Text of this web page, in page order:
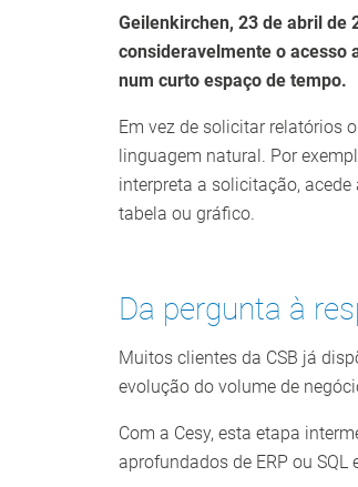
Geilenkirchen, 23 de abril de
consideravelmente o acesso
num curto espaço de tempo.
Em vez de solicitar relatórios
linguagem natural. Por
interpreta a solicitação,
tabela ou gráfico.
Da pergunta à
Muitos clientes da CSB já
evolução do volume de
Com a Cesy, esta etapa
aprofundados de ERP ou